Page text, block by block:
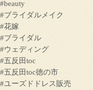
#beauty
#ブライダルメイク
#花嫁
#ブライダル
#ウェディング
#五反田toc
#五反田toc徳の市
#ユーズドドレス販売